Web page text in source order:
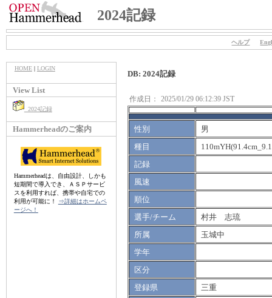
2024記録
ヘルプ
HOME| LOGIN
View List
2024記録
Hammerheadのご案内
Hammerheadは、自由設計、しかも
短期間で導入でき、ＡＳＰサービ
スを利用すれば、携帯や自宅での
利用が可能に！
⇒詳細はホームペ
ージへ！
DB: 2024記録
作成日： 2025/01/29 06:12:39 JST
性別
男
種目
記録
風速
順位
選手/チーム
村井 志琉
所属
玉城中
学年
区分
登録県
三重